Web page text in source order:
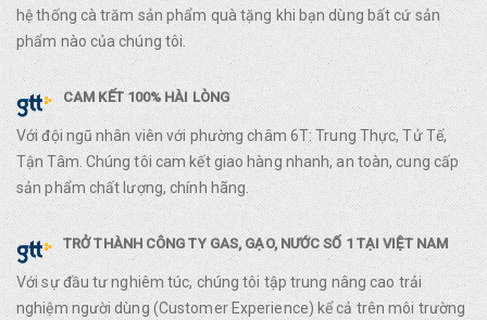
hệ thống cà trăm sản phẩm quà tặng khi bạn dùng bất cứ sản
phẩm nào của chúng tôi.
CAM KẾT 100% HÀI LÒNG
Với đội ngũ nhân viên với phường châm 6T: Trung Thực, Tử Tế,
Tận Tâm. Chúng tôi cam kết giao hàng nhanh, an toàn, cung cấp
sản phẩm chất lượng, chính hãng.
TRỞ THÀNH CÔNG TY GAS, GẠO, NƯỚC SỐ 1 TẠI VIỆT NAM
Với sự đầu tư nghiêm túc, chúng tôi tập trung nâng cao trải
nghiệm người dùng (Customer Experience) kể cả trên môi trường